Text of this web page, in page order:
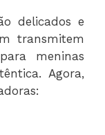
delicados e
transmitem
meninas
Agora,